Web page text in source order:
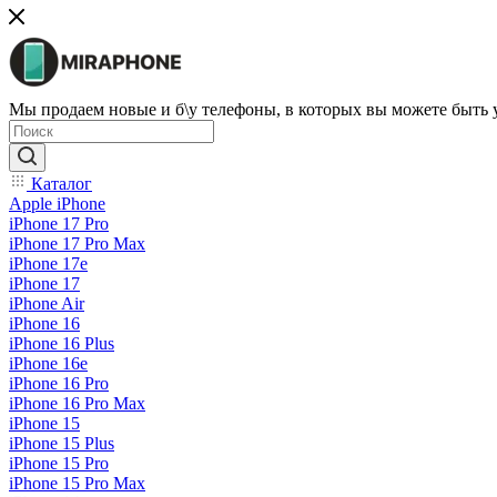
Мы продаем новые и б\у телефоны, в которых вы можете быть
Каталог
Apple iPhone
iPhone 17 Pro
iPhone 17 Pro Max
iPhone 17e
iPhone 17
iPhone Air
iPhone 16
iPhone 16 Plus
iPhone 16e
iPhone 16 Pro
iPhone 16 Pro Max
iPhone 15
iPhone 15 Plus
iPhone 15 Pro
iPhone 15 Pro Max